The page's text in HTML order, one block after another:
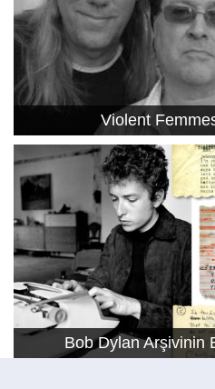
Violent
Bob Dylan Arşivinin